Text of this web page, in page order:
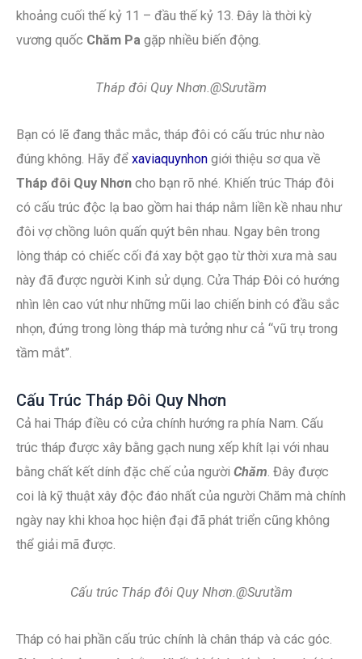
khoảng cuối thế kỷ 11 – đầu thế kỷ 13. Đây là thời kỳ
vương quốc Chăm Pa gặp nhiều biến động.
Tháp đôi Quy Nhơn.@Sưutầm
Bạn có lẽ đang thắc mắc, tháp đôi có cấu trúc như nào
đúng không. Hãy để xaviaquynhon giới thiệu sơ qua về
Tháp đôi Quy Nhơn cho bạn rõ nhé. Khiến trúc Tháp đôi
có cấu trúc độc lạ bao gồm hai tháp nằm liền kề nhau như
đôi vợ chồng luôn quấn quýt bên nhau. Ngay bên trong
lòng tháp có chiếc cối đá xay bột gạo từ thời xưa mà sau
này đã được người Kinh sử dụng. Cửa Tháp Đôi có hướng
nhìn lên cao vút như những mũi lao chiến binh có đầu sắc
nhọn, đứng trong lòng tháp mà tưởng như cả “vũ trụ trong
tầm mắt”.
Cấu Trúc Tháp Đôi Quy Nhơn
Cả hai Tháp điều có cửa chính hướng ra phía Nam. Cấu
trúc tháp được xây bằng gạch nung xếp khít lại với nhau
bằng chất kết dính đặc chế của người Chăm. Đây được
coi là kỹ thuật xây độc đáo nhất của người Chăm mà chính
ngày nay khi khoa học hiện đại đã phát triển cũng không
thể giải mã được.
Cấu trúc Tháp đôi Quy Nhơn.@Sưutầm
Tháp có hai phần cấu trúc chính là chân tháp và các góc.